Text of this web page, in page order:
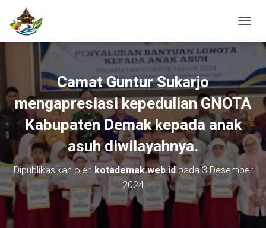
O
L
E
N
A
V
I
G
A
Camat Guntur Sukarjo
mengapresiasi kepedulian GNOTA
Kabupaten Demak kepada anak
asuh diwilayahnya.
Dipublikasikan oleh kotademak.web.idpada3 Desember
2024